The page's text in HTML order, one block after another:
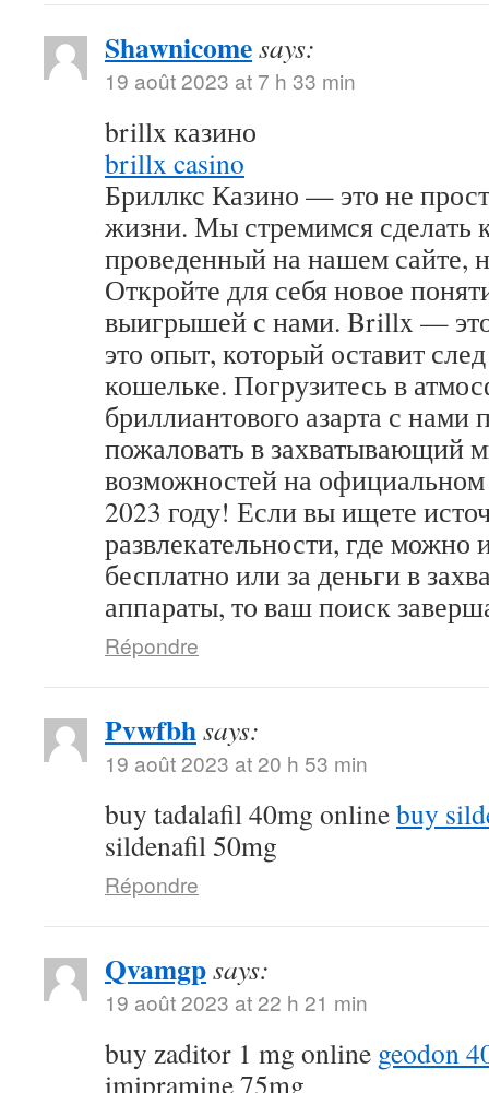
Shawnicomesays:
19 août 2023 at 7 h 33 min
brillx казино
brillx casino
Бриллкс Казино — это не
жизни. Мы стремимся сделать
проведенный на нашем сайте,
Откройте для себя новое
выигрышей с нами. Brillx — это
это опыт, который оставит
кошельке. Погрузитесь в
бриллиантового азарта с
пожаловать в захватывающий
возможностей на
2023 году! Если вы ищете
развлекательности, где можно
бесплатно или за деньги в
аппараты, то ваш поиск
Répondre
Pvwfbhsays:
19 août 2023 at 20 h 53 min
buy tadalafil 40mg onlinebuy
sildenafil 50mg
Répondre
Qvamgpsays:
19 août 2023 at 22 h 21 min
buy zaditor 1 mg online geodon
imipramine 75mg